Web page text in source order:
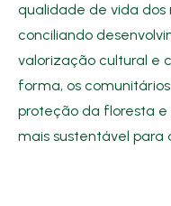
qualidade de vida dos
conciliando
valorização cultural e
forma, os
proteção da floresta
mais sustentável para